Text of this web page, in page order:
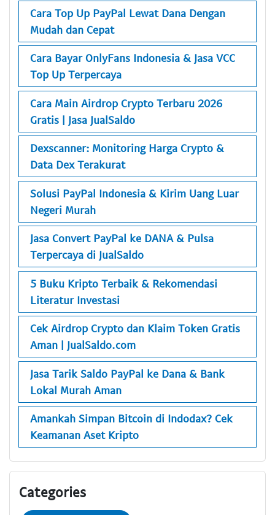
Cara Top Up PayPal Lewat Dana Dengan
Mudah dan Cepat
Cara Bayar OnlyFans Indonesia & Jasa VCC
Top Up Terpercaya
Cara Main Airdrop Crypto Terbaru 2026
Gratis | Jasa JualSaldo
Dexscanner: Monitoring Harga Crypto &
Data Dex Terakurat
Solusi PayPal Indonesia & Kirim Uang Luar
Negeri Murah
Jasa Convert PayPal ke DANA & Pulsa
Terpercaya di JualSaldo
5 Buku Kripto Terbaik & Rekomendasi
Literatur Investasi
Cek Airdrop Crypto dan Klaim Token Gratis
Aman | JualSaldo.com
Jasa Tarik Saldo PayPal ke Dana & Bank
Lokal Murah Aman
Amankah Simpan Bitcoin di Indodax? Cek
Keamanan Aset Kripto
Categories